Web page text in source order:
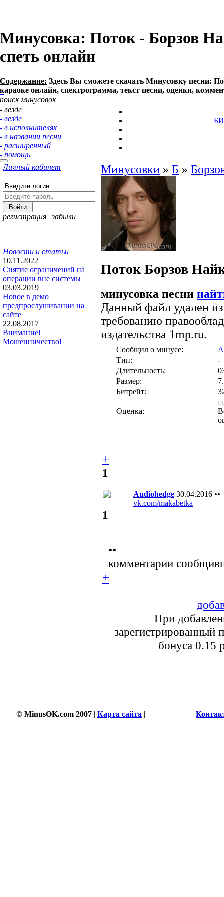
Минусовка: Поток - Борзов
спеть онлайн
Содержание: Здесь Вы сможете cкачать Минусовку песни:
караоке онлайн, спектрограмма, текст песни, оценки,
поиск минусовок
- везде
- везде
- в исполнителях
- в названии песни
- расширенный
- помощь
Личный кабинет
регистрация ¦ забыли
Новости и статьи
10.11.2022
Снятие ограничений на
операции вне системы
03.03.2019
Новое в демо
предпрослушивании на
сайте
22.08.2017
Внимание!
Мошенничество!
Минусовки » Б »
Поток Борзов
минусовка песни
Данный файл удален
требованию
издательства 1mp.ru.
Сообщил о минусе:
Тип:
-
Длительность:
Размер:
Битрейт:
Оценка:
+
1
Audiohedge 30.04.2016 ••
vk.com/makabetka
1
••
комментарии
+
При
зарегистрированный
бонуса 0.15
© MinusOK.com 2007 | Карта сайта | |